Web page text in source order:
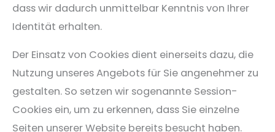
dass wir dadurch unmittelbar Kenntnis von Ihrer
Identität erhalten.
Der Einsatz von Cookies dient einerseits dazu, die
Nutzung unseres Angebots für Sie angenehmer zu
gestalten. So setzen wir sogenannte Session-
Cookies ein, um zu erkennen, dass Sie einzelne
Seiten unserer Website bereits besucht haben.